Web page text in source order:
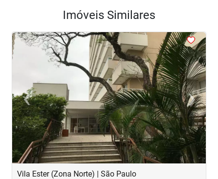
Imóveis Similares
<<
‹Previous ›Next
Vila Ester (Zona Norte) | São Paulo